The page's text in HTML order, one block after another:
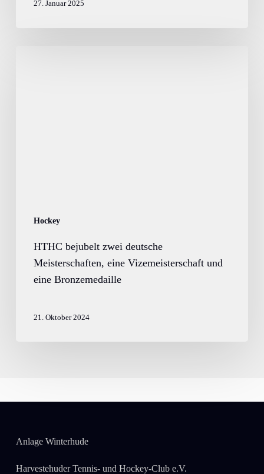
27. Januar 2025
Hockey
HTHC bejubelt zwei deutsche
Meisterschaften, eine Vizemeisterschaft und
eine Bronzemedaille
21. Oktober 2024
Anlage Winterhude
Harvestehuder Tennis- und Hockey-Club e.V.